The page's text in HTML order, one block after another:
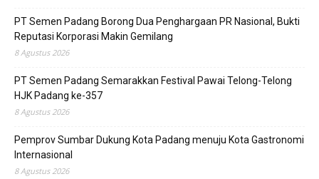
PT Semen Padang Borong Dua Penghargaan PR Nasional, Bukti
Reputasi Korporasi Makin Gemilang
8 Agustus 2026
PT Semen Padang Semarakkan Festival Pawai Telong-Telong
HJK Padang ke-357
8 Agustus 2026
Pemprov Sumbar Dukung Kota Padang menuju Kota Gastronomi
Internasional
8 Agustus 2026